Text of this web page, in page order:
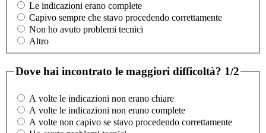
Le indicazioni erano complete
Capivo sempre che stavo procedendo correttamente
Non ho avuto problemi tecnici
Altro
Dove hai incontrato le maggiori difficoltà? 1/2
A volte le indicazioni non erano chiare
A volte le indicazioni non erano complete
A volte non capivo se stavo procedendo correttamente